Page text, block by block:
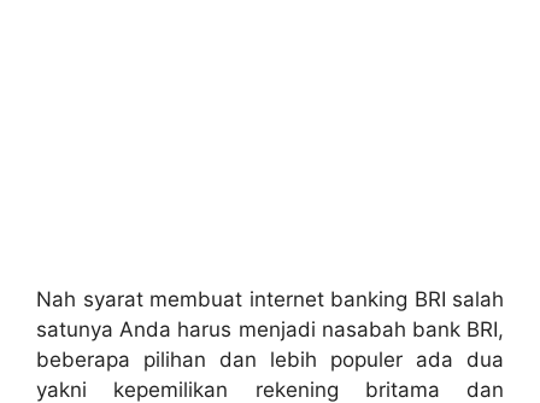
Nah syarat membuat internet banking BRI salah
satunya Anda harus menjadi nasabah bank BRI,
beberapa pilihan dan lebih populer ada dua
yakni kepemilikan rekening britama dan